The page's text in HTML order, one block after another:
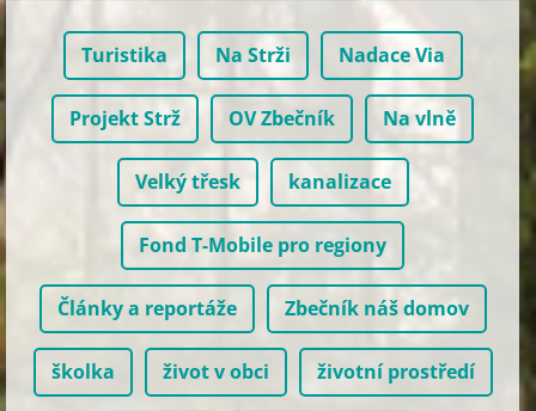
Turistika Na Strži Nadace Via
Projekt Strž OV Zbečník Na vlně
Velký třesk kanalizace
Fond T-Mobile pro regiony
Články a reportáže Zbečník náš domov
školka život v obci životní prostředí